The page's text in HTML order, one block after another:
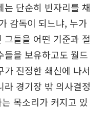
단순히 빈자리를 채
감독이 되느냐, 누가
들을 어떤 기준과 절
들을 보유하고도 월드
진정한 쇄신에 나서
경기장 밖 의사결정
목소리가 커지고 있